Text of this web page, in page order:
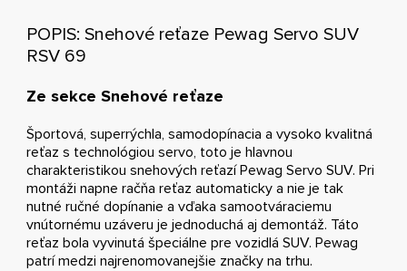
POPIS: Snehové reťaze Pewag Servo SUV
RSV 69
Ze sekce Snehové reťaze
Športová, superrýchla, samodopínacia a vysoko kvalitná
reťaz s technológiou servo, toto je hlavnou
charakteristikou snehových reťazí Pewag Servo SUV. Pri
montáži napne račňa reťaz automaticky a nie je tak
nutné ručné dopínanie a vďaka samootváraciemu
vnútornému uzáveru je jednoduchá aj demontáž. Táto
reťaz bola vyvinutá špeciálne pre vozidlá SUV. Pewag
patrí medzi najrenomovanejšie značky na trhu.